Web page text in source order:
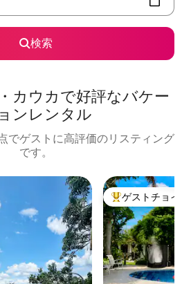
検索
カウカで好評なバケー
ンレンタル
でゲストに高評価のリスティング
です。
です。 大好評のゲスト
ゲストチョイス